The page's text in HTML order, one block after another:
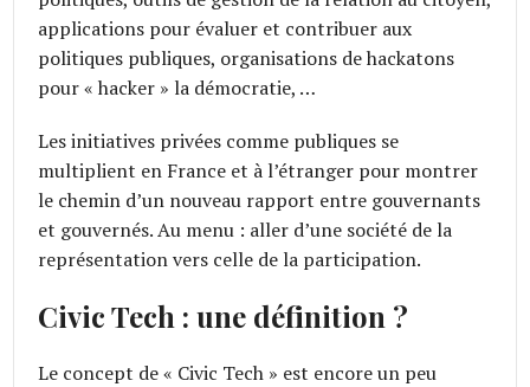
applications pour évaluer et contribuer aux
politiques publiques, organisations de hackatons
pour « hacker » la démocratie, …
Les initiatives privées comme publiques se
multiplient en France et à l’étranger pour montrer
le chemin d’un nouveau rapport entre gouvernants
et gouvernés. Au menu : aller d’une société de la
représentation vers celle de la participation.
Civic Tech : une définition ?
Le concept de « Civic Tech » est encore un peu